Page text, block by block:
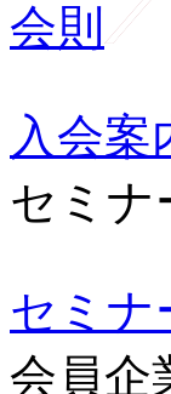
会則
入会案
セミナ
セミナ
会員企